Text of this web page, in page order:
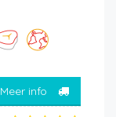
Meer info